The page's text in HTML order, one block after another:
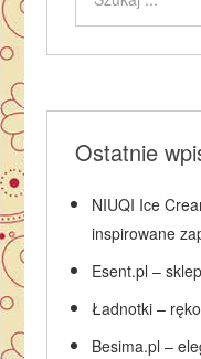
Ostatnie
NIUQI Ice
inspirowane
Esent.pl –
Ładnotki –
Besima.pl –